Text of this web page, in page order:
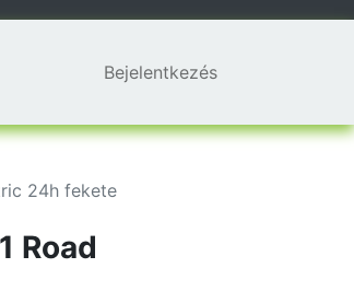
Bejelentkezés
24h fekete
Road